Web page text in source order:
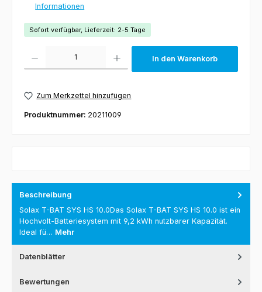
Informationen
Sofort verfügbar, Lieferzeit: 2-5 Tage
In den Warenkorb
Zum Merkzettel hinzufügen
Produktnummer: 20211009
Beschreibung
Solax T-BAT SYS HS 10.0Das Solax T-BAT SYS HS 10.0 ist ein
Hochvolt-Batteriesystem mit 9,2 kWh nutzbarer Kapazität.
Ideal fü… Mehr
Datenblätter
Bewertungen